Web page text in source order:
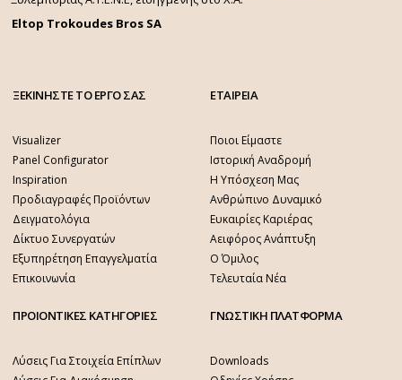
Eltop Trokoudes Bros SA
ΞΕΚΙΝΗΣΤΕ ΤΟ ΕΡΓΟ ΣΑΣ
Visualizer
Panel Configurator
Inspiration
Προδιαγραφές Προϊόντων
Δειγματολόγια
Δίκτυο Συνεργατών
Εξυπηρέτηση Επαγγελματία
Επικοινωνία
ΕΤΑΙΡΕΙΑ
Ποιοι Είμαστε
Ιστορική Αναδρομή
Η Υπόσχεση Μας
Ανθρώπινο Δυναμικό
Ευκαιρίες Καριέρας
Αειφόρος Ανάπτυξη
Ο Όμιλος
Τελευταία Νέα
ΠΡΟΙΟΝΤΙΚΕΣ ΚΑΤΗΓΟΡΙΕΣ
Λύσεις Για Στοιχεία Επίπλων
ΓΝΩΣΤΙΚΗ ΠΛΑΤΦΟΡΜΑ
Downloads